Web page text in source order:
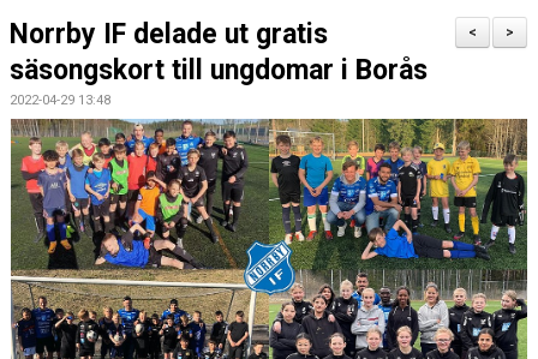
HEM
NYHETER
MATCHER
TRUPPEN
KALENDER
DOKUMENT
BILDARKIV
>
<
Norrby IF delade ut gratis
säsongskort till ungdomar i Borås
2022-04-29 13:48